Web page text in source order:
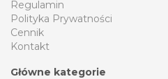
Regulamin
Polityka Prywatności
Cennik
Kontakt
Główne kategorie